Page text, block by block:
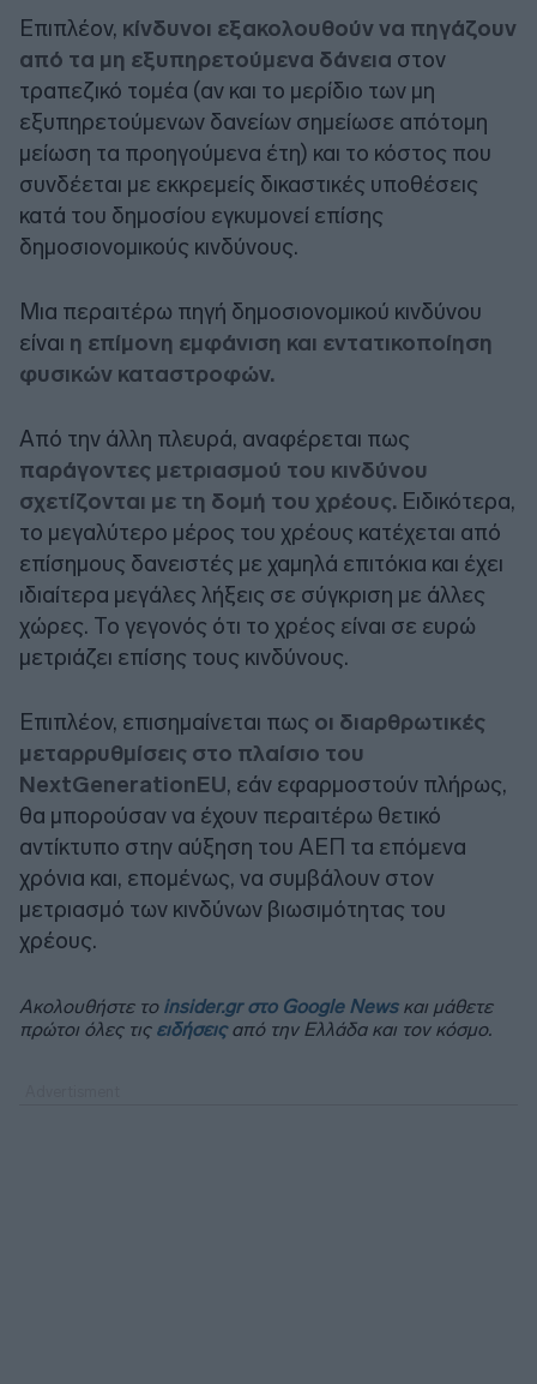
Επιπλέον, κίνδυνοι εξακολουθούν να πηγάζουν
από τα μη εξυπηρετούμενα δάνεια στον
τραπεζικό τομέα (αν και το μερίδιο των μη
εξυπηρετούμενων δανείων σημείωσε απότομη
μείωση τα προηγούμενα έτη) και το κόστος που
συνδέεται με εκκρεμείς δικαστικές υποθέσεις
κατά του δημοσίου εγκυμονεί επίσης
δημοσιονομικούς κινδύνους.
Μια περαιτέρω πηγή δημοσιονομικού κινδύνου
είναι η επίμονη εμφάνιση και εντατικοποίηση
φυσικών καταστροφών.
Από την άλλη πλευρά, αναφέρεται πως
παράγοντες μετριασμού του κινδύνου
σχετίζονται με τη δομή του χρέους. Ειδικότερα,
το μεγαλύτερο μέρος του χρέους κατέχεται από
επίσημους δανειστές με χαμηλά επιτόκια και έχει
ιδιαίτερα μεγάλες λήξεις σε σύγκριση με άλλες
χώρες. Το γεγονός ότι το χρέος είναι σε ευρώ
μετριάζει επίσης τους κινδύνους.
Επιπλέον, επισημαίνεται πως οι διαρθρωτικές
μεταρρυθμίσεις στο πλαίσιο του
NextGenerationEU, εάν εφαρμοστούν πλήρως,
θα μπορούσαν να έχουν περαιτέρω θετικό
αντίκτυπο στην αύξηση του ΑΕΠ τα επόμενα
χρόνια και, επομένως, να συμβάλουν στον
μετριασμό των κινδύνων βιωσιμότητας του
χρέους.
Ακολουθήστε το insider.gr στο Google Newsκαι μάθετε
πρώτοι όλες τις ειδήσειςαπό την Ελλάδα και τον κόσμο.